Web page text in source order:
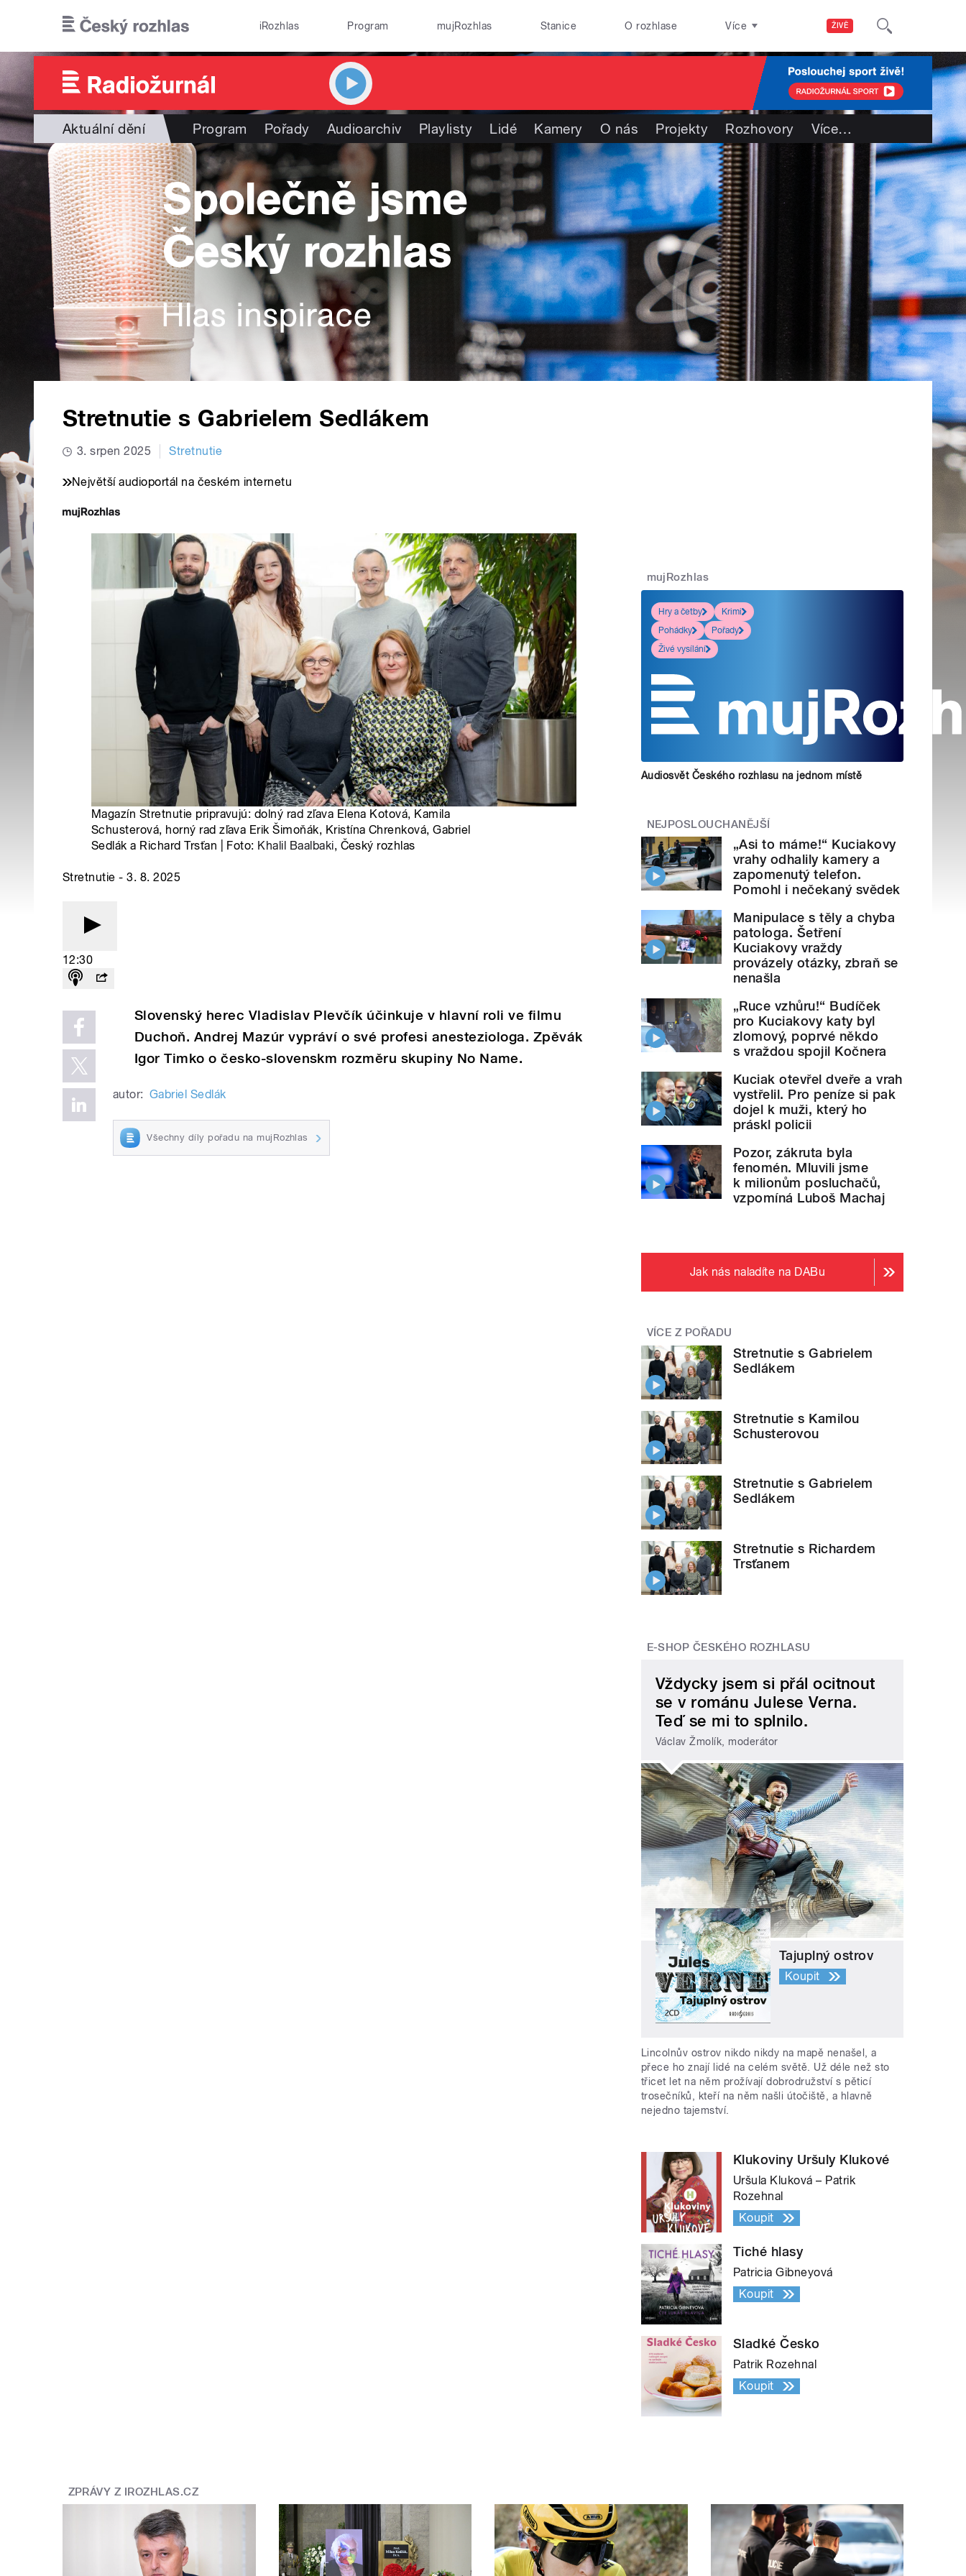
ŽIVĚ
iRozhlas Program mujRozhlas Stanice O rozhlase Více
Aktuální dění Program Pořady Audioarchiv Playlisty Lidé Kamery O nás Projekty Rozhovory Více…
Stretnutie s Gabrielem Sedlákem
3. srpen 2025 Stretnutie
Největší audioportál na českém internetu
Magazín Stretnutie pripravujú: dolný rad zľava Elena Kotová, Kamila
Schusterová, horný rad zľava Erik Šimoňák, Kristína Chrenková, Gabriel
Sedlák a Richard Trsťan | Foto: Khalil Baalbaki, Český rozhlas
Stretnutie - 3. 8. 2025
12:30
Slovenský herec Vladislav Plevčík účinkuje v hlavní roli ve filmu
Duchoň. Andrej Mazúr vypráví o své profesi anesteziologa. Zpěvák
Igor Timko o česko-slovenskm rozměru skupiny No Name.
autor: Gabriel Sedlák
Všechny díly pořadu na mujRozhlas
mujRozhlas
Hry a četby
Krimi
Pohádky
Pořady
Živé vysílání
Audiosvět Českého rozhlasu na jednom místě
NEJPOSLOUCHANĚJŠÍ
„Asi to máme!“ Kuciakovy
vrahy odhalily kamery a
zapomenutý telefon.
Pomohl i nečekaný svědek
Manipulace s těly a chyba
patologa. Šetření
Kuciakovy vraždy
provázely otázky, zbraň se
nenašla
„Ruce vzhůru!“ Budíček
pro Kuciakovy katy byl
zlomový, poprvé někdo
s vraždou spojil Kočnera
Kuciak otevřel dveře a vrah
vystřelil. Pro peníze si pak
dojel k muži, který ho
práskl policii
Pozor, zákruta byla
fenomén. Mluvili jsme
k milionům posluchačů,
vzpomíná Luboš Machaj
Jak nás naladíte na DABu
VÍCE Z POŘADU
Stretnutie s Gabrielem
Sedlákem
Stretnutie s Kamilou
Schusterovou
Stretnutie s Gabrielem
Sedlákem
Stretnutie s Richardem
Trsťanem
E-SHOP ČESKÉHO ROZHLASU
Vždycky jsem si přál ocitnout
se v románu Julese Verna.
Teď se mi to splnilo.
Václav Žmolík, moderátor
Tajuplný ostrov
Koupit
Lincolnův ostrov nikdo nikdy na mapě nenašel, a
přece ho znají lidé na celém světě. Už déle než sto
třicet let na něm prožívají dobrodružství s pěticí
trosečníků, kteří na něm našli útočiště, a hlavně
nejedno tajemství.
Klukoviny Uršuly Klukové
Uršula Kluková – Patrik
Rozehnal
Koupit
Tiché hlasy
Patricia Gibneyová
Koupit
Sladké Česko
Patrik Rozehnal
Koupit
ZPRÁVY Z IROZHLAS.CZ